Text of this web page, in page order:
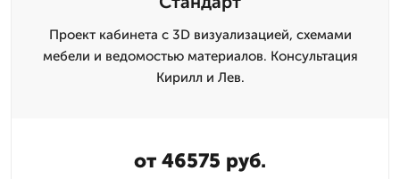
Проект кабинета с 3D визуализацией, схемами
мебели и ведомостью материалов. Консультация
Кирилл и Лев.
от 46575 руб.